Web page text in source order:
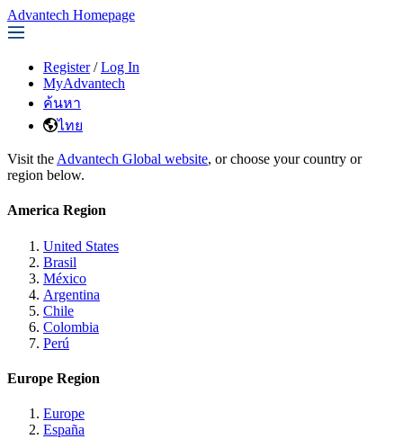
Advantech Homepage
Register / Log In
MyAdvantech
ค้นหา
ไทย
Visit the Advantech Global website, or choose your country or
region below.
America Region
United States
Brasil
México
Argentina
Chile
Colombia
Perú
Europe Region
Europe
España